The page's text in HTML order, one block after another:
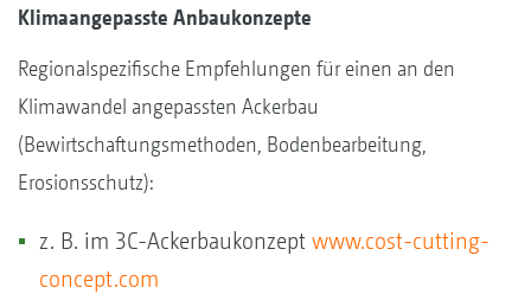
Klimaangepasste Anbaukonzepte
Regionalspezifische Empfehlungen für einen an den
Klimawandel angepassten Ackerbau
(Bewirtschaftungsmethoden, Bodenbearbeitung,
Erosionsschutz):
z. B. im 3C-Ackerbaukonzept www.cost-cutting-
concept.com